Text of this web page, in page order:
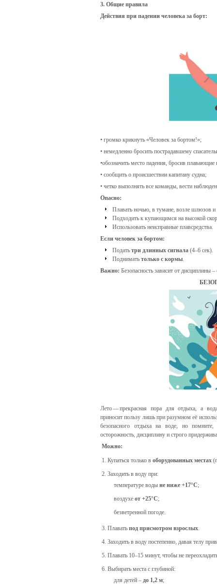
3. Общие правила
Действия при падении человека за борт:
• громко крикнуть «Человек за бортом!»;
• немедленно бросить пострадавшему
•обозначить место падения, бросив
• сообщить о происшествии капитану судна;
• четко выполнять все команды, вести
Опасно:
Плавать ночью, в тумане, возле шлюзов и
Подходить к купающимся на высокой
Использовать неисправные плавсредства.
Если человек за бортом:
Подать три длинных сигнала (4–6 сек).
Поднимать только с кормы.
Важно: Безопасность зависит от дисциплины
Лето — прекрасная пора для отдыха, а
приносит пользу лишь при разумном её
безопасного отдыха на воде, но
осторожность, дисциплину и строго
Можно:
Купаться только в оборудованных местах
Заходить в воду при:
температуре воды не ниже +17°C;
воздухе от +25°C;
безветренной погоде.
Плавать под присмотром взрослых
Заходить в воду постепенно, давая телу
Плавать 10–15 минут, чтобы не
Выбирать места с глубиной:
для детей – до 1,2 м;